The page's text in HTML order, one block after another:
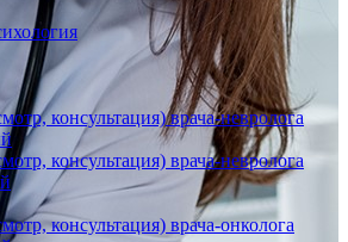
консультация) врача-невролога
консультация) врача-невролога
консультация) врача-онколога